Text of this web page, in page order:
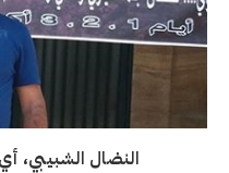
النضال الشبيبي،